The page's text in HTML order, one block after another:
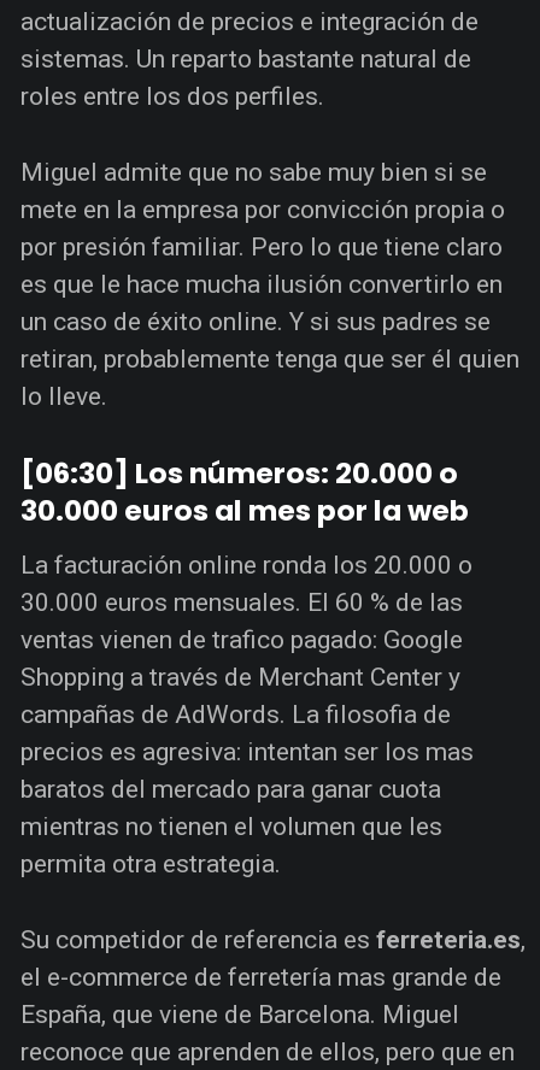
actualización de precios e integración de
sistemas. Un reparto bastante natural de
roles entre los dos perfiles.
Miguel admite que no sabe muy bien si se
mete en la empresa por convicción propia o
por presión familiar. Pero lo que tiene claro
es que le hace mucha ilusión convertirlo en
un caso de éxito online. Y si sus padres se
retiran, probablemente tenga que ser él quien
lo lleve.
[06:30] Los números: 20.000 o
30.000 euros al mes por la web
La facturación online ronda los 20.000 o
30.000 euros mensuales. El 60 % de las
ventas vienen de trafico pagado: Google
Shopping a través de Merchant Center y
campañas de AdWords. La filosofia de
precios es agresiva: intentan ser los mas
baratos del mercado para ganar cuota
mientras no tienen el volumen que les
permita otra estrategia.
Su competidor de referencia es ferreteria.es,
el e-commerce de ferretería mas grande de
España, que viene de Barcelona. Miguel
reconoce que aprenden de ellos, pero que en